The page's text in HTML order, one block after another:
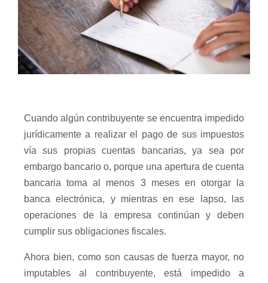
Cuando algún contribuyente se encuentra impedido
jurídicamente a realizar el pago de sus impuestos
vía sus propias cuentas bancarias, ya sea por
embargo bancario o, porque una apertura de cuenta
bancaria toma al menos 3 meses en otorgar la
banca electrónica, y mientras en ese lapso, las
operaciones de la empresa continúan y deben
cumplir sus obligaciones fiscales.
Ahora bien, como son causas de fuerza mayor, no
imputables al contribuyente, está impedido a